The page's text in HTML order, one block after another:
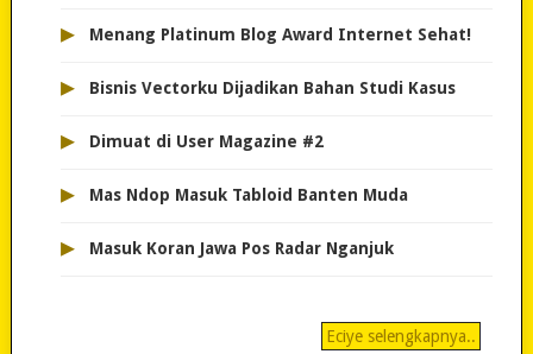
▸ Menang Platinum Blog Award Internet Sehat!
▸ Bisnis Vectorku Dijadikan Bahan Studi Kasus
▸ Dimuat di User Magazine #2
▸ Mas Ndop Masuk Tabloid Banten Muda
▸ Masuk Koran Jawa Pos Radar Nganjuk
Eciye selengkapnya..